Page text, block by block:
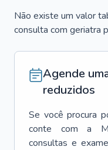
Não existe um valor
consulta com geriatra
Agende
reduzidos
Se você procura
conte com a
consultas e